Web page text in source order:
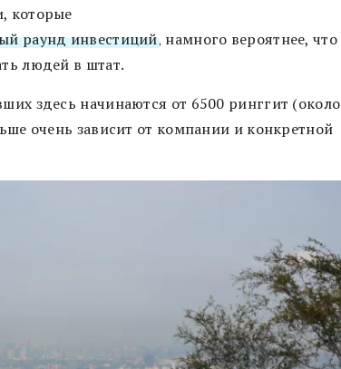
которые
раунд инвестиций, намного вероятнее, что
людей в штат.
здесь начинаются от 6500 ринггит (около
очень зависит от компании и конкретной